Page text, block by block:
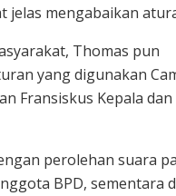
jelas mengabaikan
Thomas pun
yang digunakan
Fransiskus Kepala
perolehan suara
BPD, sementara